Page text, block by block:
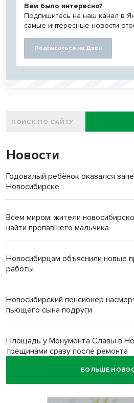
Вам было интересно?
Подпишитесь на наш канал в
самые интересные новости
Подписаться на Дзен
Новости
Годовалый ребёнок оказался
Новосибирске
Всем миром: жители
найти пропавшего мальчика
Новосибирцам объяснили новые
работы
Новосибирский пенсионер
пьющего сына подруги
Площадь у Монумента Славы в
трещинами сразу после ремонта
Африканский врач поразил
БОЛЬШЕ